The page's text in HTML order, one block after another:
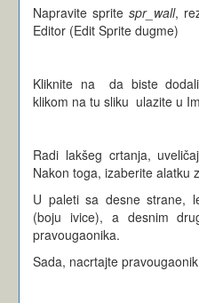
Napravite sprite spr_wall,
Editor (Edit Sprite dugme)
Kliknite na
da biste
klikom na tu sliku ulazite u
Radi lakšeg crtanja,
Nakon toga, izaberite alatku
U paleti sa desne strane,
(boju ivice), a desnim
pravougaonika.
Sada, nacrtajte